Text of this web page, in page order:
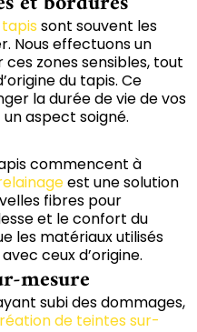
sont souvent les
Nous effectuons un
zones sensibles, tout
du tapis. Ce
la durée de vie de vos
aspect soigné.
commencent à
est une solution
fibres pour
et le confort du
les matériaux utilisés
ceux d’origine.
mesure
subi des dommages,
de teintes sur-